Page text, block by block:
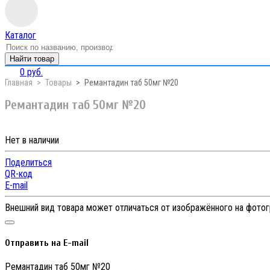
Каталог
Найти товар
0 руб.
Главная Товары Ремантадин таб 50мг №20
Ремантадин таб 50мг №20
Нет в наличии
Поделиться
QR-код
E-mail
Внешний вид товара может отличаться от изображённого на
Отправить на E-mail
Ремантадин таб 50мг №20